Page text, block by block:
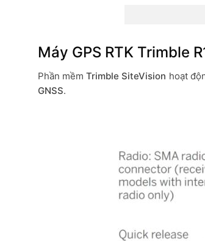
Máy GPS RTK Trimble
Phần mềm Trimble SiteVision hoạt
GNSS.